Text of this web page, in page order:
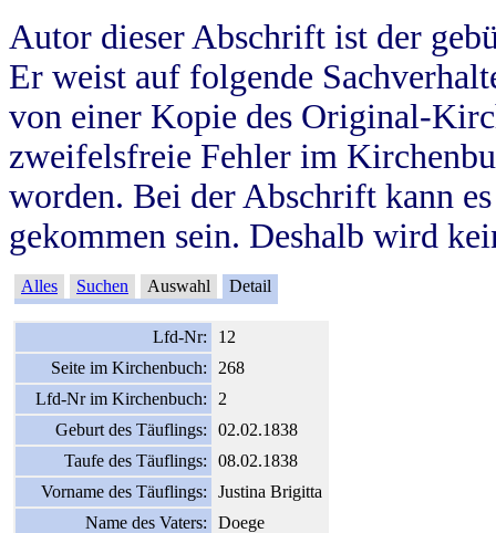
Autor dieser Abschrift ist der
Er weist auf folgende
von einer Kopie des Original-
zweifelsfreie Fehler im
worden. Bei der Abschrift kann
gekommen sein. Deshalb wird
Alles Suchen Auswahl Detail
Lfd-Nr:
12
Seite im Kirchenbuch:
268
Lfd-Nr im Kirchenbuch:
2
Geburt des Täuflings:
02.02.1838
Taufe des Täuflings:
08.02.1838
Vorname des Täuflings:
Justina Brigitta
Name des Vaters:
Doege